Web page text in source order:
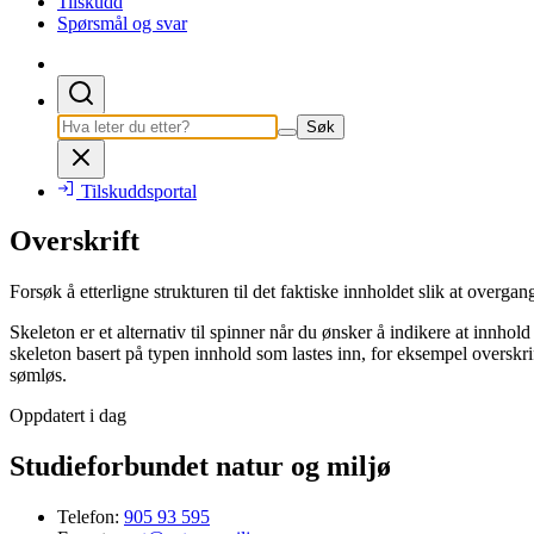
Spørsmål og svar
Søk
Tilskuddsportal
Overskrift
Forsøk å etterligne strukturen til det faktiske innholdet slik at
Skeleton er et alternativ til spinner når du ønsker å indikere at
skeleton basert på typen innhold som lastes inn, for eksempel
sømløs.
Oppdatert i dag
Studieforbundet natur og miljø
Telefon: 905 93 595